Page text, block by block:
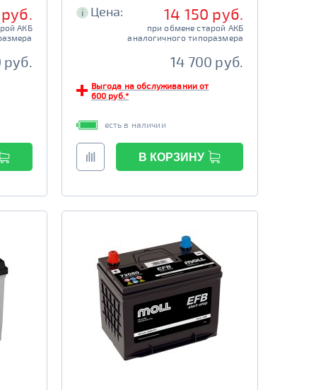
АКБ
руб.
i Цена: 14 150 руб.
при обмене старой АКБ
аналогичного типоразмера
14 700 руб.
Выгода на обслуживании от
600 руб.*
есть в наличии
В КОРЗИНУ